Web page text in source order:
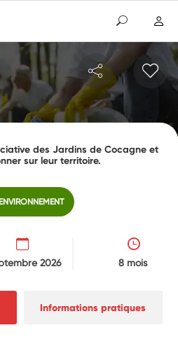
des Jardins de Cocagne et
sur leur territoire.
2026 8 mois
Informations pratiques